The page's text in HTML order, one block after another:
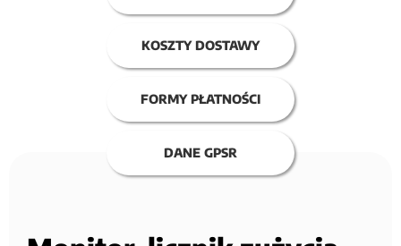
KOSZTY DOSTAWY
FORMY PŁATNOŚCI
DANE GPSR